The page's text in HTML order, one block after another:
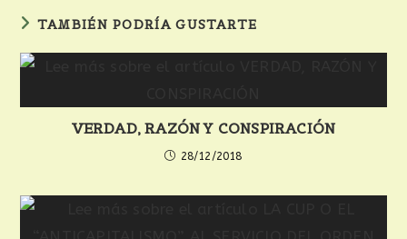
TAMBIÉN PODRÍA GUSTARTE
VERDAD, RAZÓN Y CONSPIRACIÓN
28/12/2018